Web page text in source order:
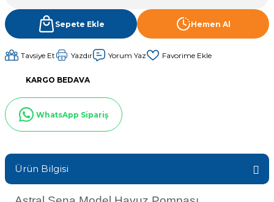
Gemaş Havuz
Sıvı Ph- Düşürücü
Selenoid
Alkalinite Düşürücü
Havuz Vana
Havuz Elektrik
Sepete Ekle Hemen Al
Tavsiye Et Yazdır Yorum Yaz
KARGO BEDAVA
WhatsApp Sipariş
Ürün Bilgisi